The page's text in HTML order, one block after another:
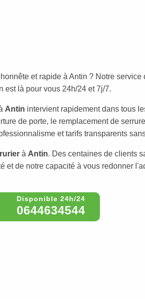
honnête et rapide à Antin ? Notre service
est là pour vous 24h/24 et 7j/7.
Antin intervient rapidement dans tous
de porte, le remplacement de
et tarifs transparents
à Antin. Des centaines de clients
et de notre capacité à vous redonner
0644634544